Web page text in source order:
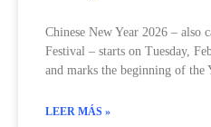
Chinese New Year 2026 – also
Festival – starts on Tuesday,
and marks the beginning of the
LEER MÁS »